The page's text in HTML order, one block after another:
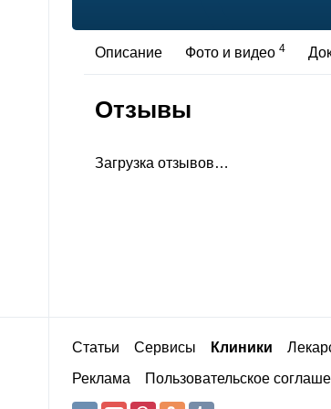
Описание Фото и видео 4
Отзывы
Загрузка отзывов…
Статьи Сервисы Клиники
Реклама Пользовательское